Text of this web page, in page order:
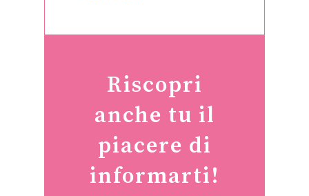
Riscopri
anche tu il
piacere di
informarti!